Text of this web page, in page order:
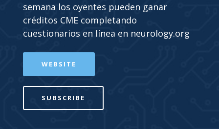
semana los oyentes pueden ganar
créditos CME completando
cuestionarios en línea en neurology.org
WEBSITE
SUBSCRIBE